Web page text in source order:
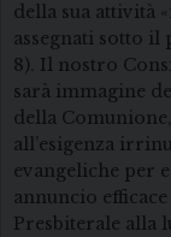
della sua attività
assegnati sotto il
8). Il nostro
sarà immagine
della
all’esigenza
evangeliche per
annuncio
Presbiterale alla